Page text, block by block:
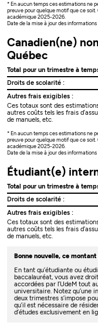
* En aucun temps ces estimations ne
preuve pour quelque motif que ce soit.
académique 2025-2026.
Date de la mise à jour des
Canadien(ne)
Québec
Total pour un trimestre à
Droits de scolarité :
Autres frais exigibles :
Ces totaux sont des
autres coûts tels les frais
de manuels, etc.
* En aucun temps ces estimations ne
preuve pour quelque motif que ce soit.
académique 2025-2026.
Date de la mise à jour des
Étudiant(e)
Total pour un trimestre à
Droits de scolarité :
Autres frais exigibles :
Ces totaux sont des
autres coûts tels les frais
de manuels, etc.
Bonne nouvelle, ce
En tant qu’étudiante ou
baccalauréat, vous avez
accordées par l’UdeM tout
universitaire. Notez qu’une
deux trimestres s’impose
qu’il est nécessaire de
d’études exclusivement en